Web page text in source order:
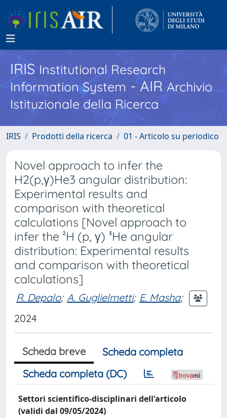
IRISInstitutional Research
Information System - AIR Archivio
Istituzionale della Ricerca
IRIS Prodotti della ricerca 01 - Articolo su periodico
Novel approach to infer the
H2(p,γ)He3 angular distribution:
Experimental results and
comparison with theoretical
calculations [Novel approach to
infer the ²H (p, γ) ³He angular
distribution: Experimental results
and comparison with theoretical
calculations]
R. Depalo; A. Guglielmetti; E. Masha;
2024
Scheda breve
Scheda completa
Scheda completa (DC)
Settori scientifico-disciplinari dell'articolo
(validi dal 09/05/2024)